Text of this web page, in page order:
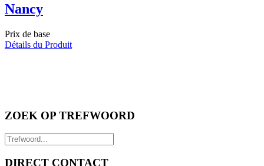
Nancy
Prix de base
Détails du Produit
ZOEK OP TREFWOORD
DIRECT CONTACT